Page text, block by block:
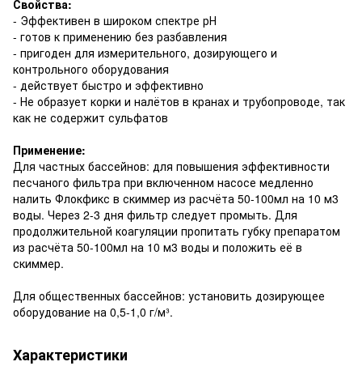
Свойства:
- Эффективен в широком спектре рН
- готов к применению без разбавления
- пригоден для измерительного, дозирующего и
контрольного оборудования
- действует быстро и эффективно
- Не образует корки и налётов в кранах и трубопроводе, так
как не содержит сульфатов
Применение:
Для частных бассейнов: для повышения эффективности
песчаного фильтра при включенном насосе медленно
налить Флокфикс в скиммер из расчёта 50-100мл на 10 м3
воды. Через 2-3 дня фильтр следует промыть. Для
продолжительной коагуляции пропитать губку препаратом
из расчёта 50-100мл на 10 м3 воды и положить её в
скиммер.
Для общественных бассейнов: установить дозирующее
оборудование на 0,5-1,0 г/м³.
Характеристики